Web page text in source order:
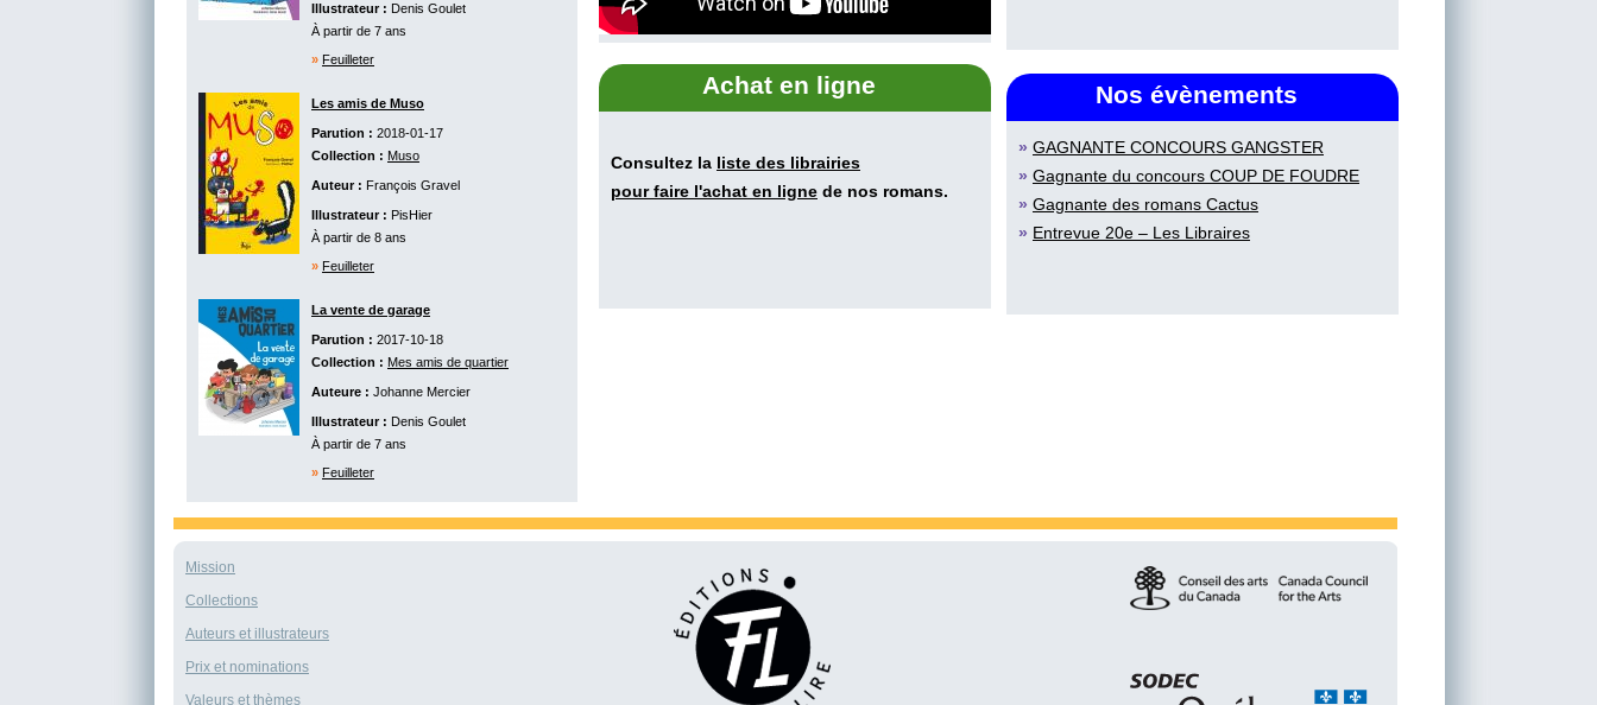
Illustrateur : Denis Goulet
À partir de 7 ans
» Feuilleter
Les amis de Muso
Parution : 2018-01-17
Collection : Muso
Auteur : François Gravel
Illustrateur : PisHier
À partir de 8 ans
» Feuilleter
La vente de garage
Parution : 2017-10-18
Collection : Mes amis de quartier
Auteure : Johanne Mercier
Illustrateur : Denis Goulet
À partir de 7 ans
» Feuilleter
Achat en ligne
Consultez la liste des librairies
pour faire l'achat en ligne de nos romans.
Nos évènements
» GAGNANTE CONCOURS GANGSTER
» Gagnante du concours COUP DE FOUDRE
» Gagnante des romans Cactus
» Entrevue 20e – Les Libraires
Mission
Collections
Auteurs et illustrateurs
Prix et nominations
Valeurs et thèmes